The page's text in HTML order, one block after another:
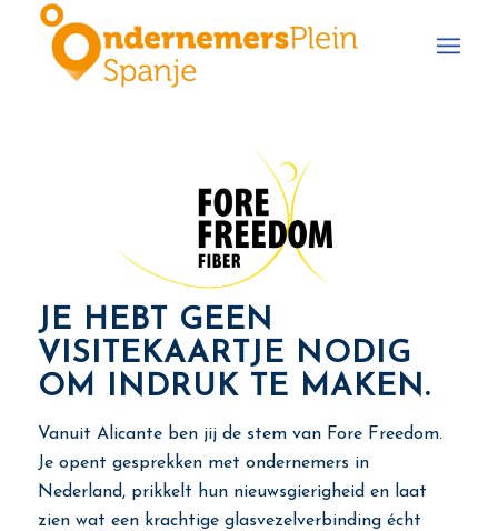
JE HEBT GEEN
VISITEKAARTJE NODIG
OM INDRUK TE MAKEN.
Vanuit Alicante ben jij de stem van Fore Freedom.
Je opent gesprekken met ondernemers in
Nederland, prikkelt hun nieuwsgierigheid en laat
zien wat een krachtige glasvezelverbinding écht